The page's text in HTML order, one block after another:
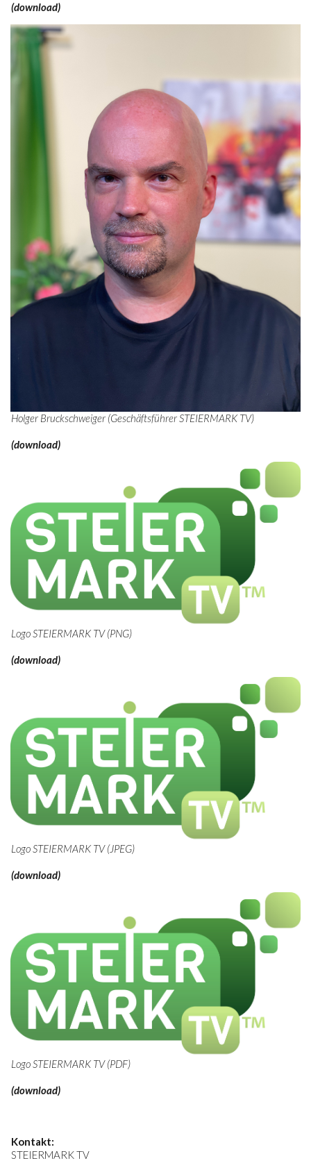
(download)
Holger Bruckschweiger (Geschäftsführer STEIERMARK TV)
(download)
Logo STEIERMARK TV (PNG)
(download)
Logo STEIERMARK TV (JPEG)
(download)
Logo STEIERMARK TV (PDF)
(download)
Kontakt:
STEIERMARK TV